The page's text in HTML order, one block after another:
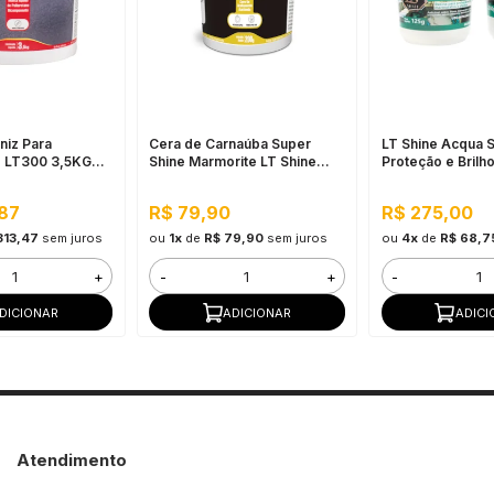
Para
3,5KG
sem juros
+
Cera de Carnaúba Super
Shine Marmorite LT Shine
Realça Cor e Brilho
R$ 79,90
ou 1x de R$ 79,90 sem juros
- +
ADICIONAR
LT Shine Acqua
Proteção e
R$ 275,00
ou 4xde R$
-
Atendimento